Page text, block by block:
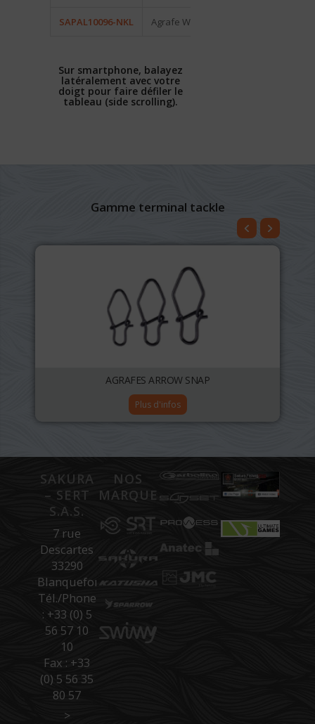
SAPAL10096-NKL Agrafe WD Snap X-Strong – Taille 6
Sur smartphone, balayez
latéralement avec votre
doigt pour faire défiler le
tableau (side scrolling).
Gamme terminal tackle
AGRAFES ARROW SNAP
Plus d'infos
SAKURA
– SERT
S.A.S.
7 rue
Descartes
33290
Blanquefort
Tél./Phone
: +33 (0) 5
56 57 10
10
Fax : +33
(0) 5 56 35
80 57
>
NOS
MARQUES